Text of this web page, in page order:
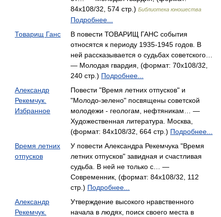
84x108/32, 574 стр.) Библиотека юношества
Подробнее...
Товарищ Ганс
В повести ТОВАРИЩ ГАНС события
относятся к периоду 1935-1945 годов. В
ней рассказывается о судьбах советского…
— Молодая гвардия, (формат: 70x108/32,
240 стр.) Подробнее...
Александр
Рекемчук.
Избранное
Повести "Время летних отпусков" и
"Молодо-зелено" посвящены советской
молодежи - геологам, нефтяникам… —
Художественная литература. Москва,
(формат: 84x108/32, 664 стр.) Подробнее...
Время летних
отпусков
У повести Александра Рекемчука "Время
летних отпусков" завидная и счастливая
судьба. В ней не только с… —
Современник, (формат: 84x108/32, 112
стр.) Подробнее...
Александр
Рекемчук.
Утверждение высокого нравственного
начала в людях, поиск своего места в